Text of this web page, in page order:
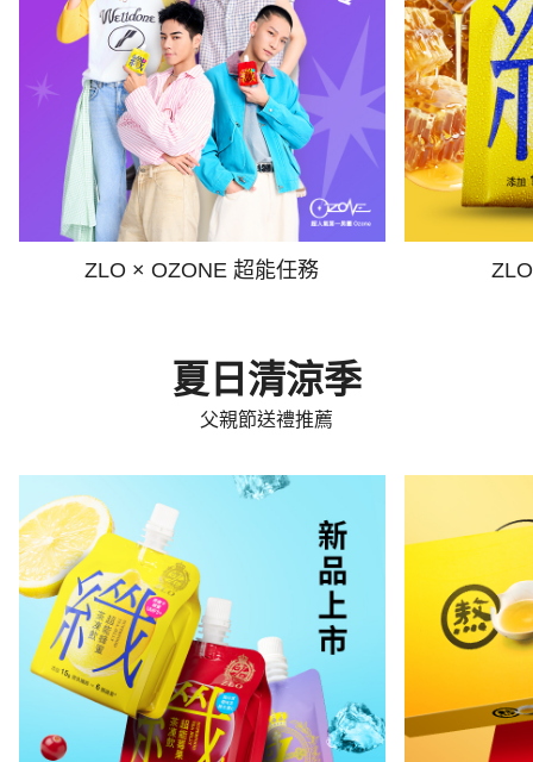
ZLO × OZONE 超能任務
夏日清涼季
父親節送禮推薦